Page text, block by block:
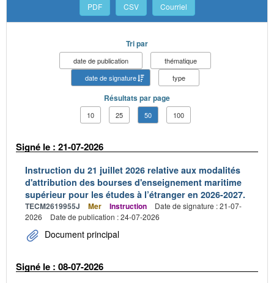
PDF CSV Courriel
Tri par
date de publication
thématique
date de signature
type
Résultats par page
10 25 50 100
Signé le : 21-07-2026
Instruction du 21 juillet 2026 relative aux modalités
d'attribution des bourses d'enseignement maritime
supérieur pour les études à l’étranger en 2026-2027.
TECM2619955J Mer Instruction
Date de signature : 21-07-
2026
Date de publication : 24-07-2026
Document principal
Signé le : 08-07-2026